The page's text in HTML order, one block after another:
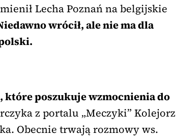
Lecha Poznań na belgijskie
wrócił, ale nie ma dla
które poszukuje wzmocnienia do
z portalu „Meczyki” Kolejorz
Obecnie trwają rozmowy ws.